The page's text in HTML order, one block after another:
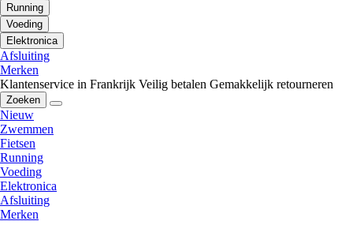
Running
Voeding
Elektronica
Afsluiting
Merken
Klantenservice in Frankrijk Veilig betalen Gemakkelijk retourneren
Zoeken
Nieuw
Zwemmen
Fietsen
Running
Voeding
Elektronica
Afsluiting
Merken